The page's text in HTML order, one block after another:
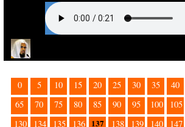
0 5 10 15 20 25 30 35 40
65
70 75 80 85 90 95 100 105
130
134 135 136 137 138 139 140 147